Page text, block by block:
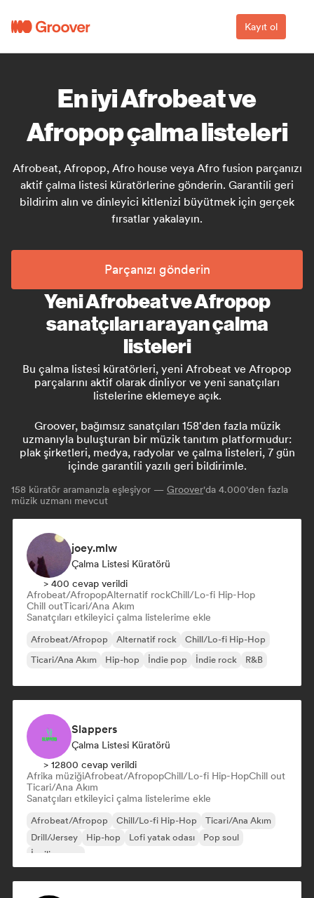
Kayıt ol
En iyi Afrobeat ve
Afropop çalma listeleri
Afrobeat, Afropop, Afro house veya Afro fusion parçanızı
aktif çalma listesi küratörlerine gönderin. Garantili geri
bildirim alın ve dinleyici kitlenizi büyütmek için gerçek
fırsatlar yakalayın.
Parçanızı gönderin
Yeni Afrobeat ve Afropop
sanatçıları arayan çalma
listeleri
Bu çalma listesi küratörleri, yeni Afrobeat ve Afropop
parçalarını aktif olarak dinliyor ve yeni sanatçıları
listelerine eklemeye açık.
Groover, bağımsız sanatçıları 158'den fazla müzik
uzmanıyla buluşturan bir müzik tanıtım platformudur:
plak şirketleri, medya, radyolar ve çalma listeleri, 7 gün
içinde garantili yazılı geri bildirimle.
158 küratör aramanızla eşleşiyor — Groover'da 4.000'den fazla
müzik uzmanı mevcut
joey.mlw
Çalma Listesi Küratörü
> 400 cevap verildi
Afrobeat/AfropopAlternatif rockChill/Lo-fi Hip-Hop
Chill outTicari/Ana Akım
Sanatçıları etkileyici çalma listelerime ekle
Afrobeat/Afropop Alternatif rock
Chill/Lo-fi Hip-Hop
Ticari/Ana Akım
Hip-hop İndie pop İndie rock R&B
Slappers
Çalma Listesi Küratörü
> 12800 cevap verildi
Afrika müziğiAfrobeat/AfropopChill/Lo-fi Hip-HopChill out
Ticari/Ana Akım
Sanatçıları etkileyici çalma listelerime ekle
Afrobeat/Afropop Chill/Lo-fi Hip-Hop
Ticari/Ana Akım
Drill/Jersey
Hip-hop Lofi yatak odası
Pop soul
İngilizce rap